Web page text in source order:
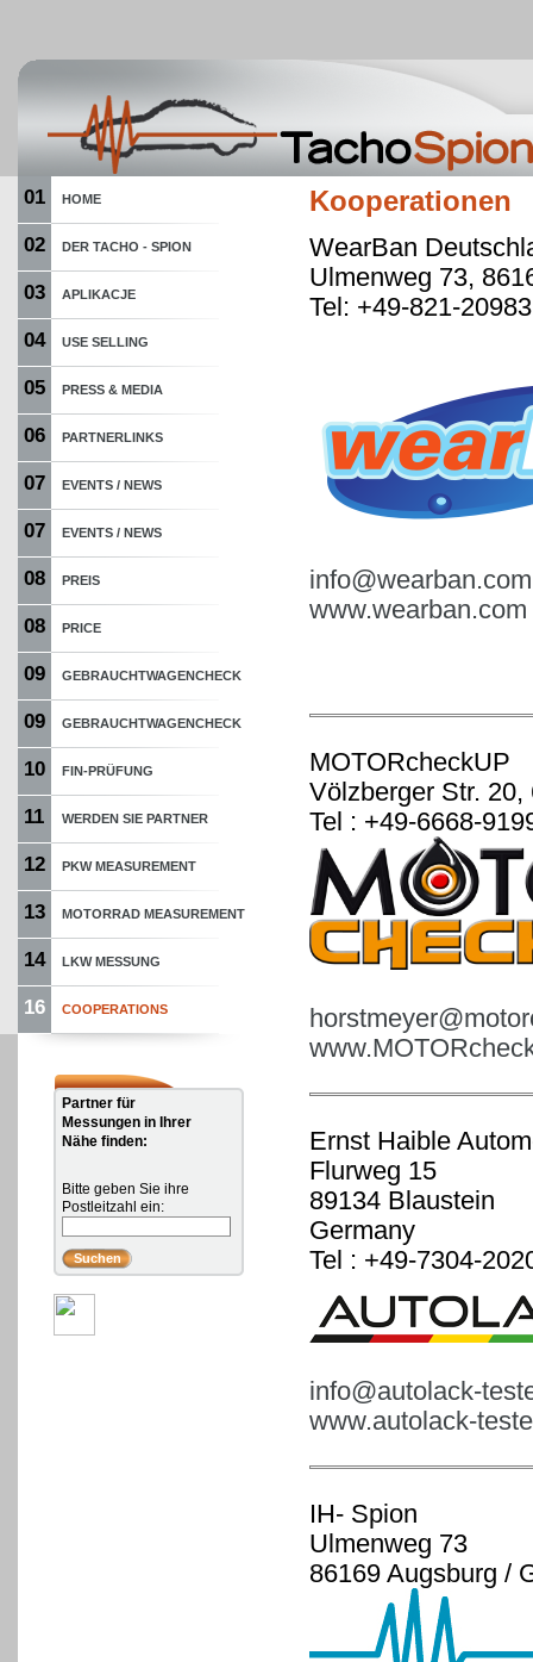
01 HOME
02 DER TACHO - SPION
03 APLIKACJE
04 USE SELLING
05 PRESS & MEDIA
06 PARTNERLINKS
07 EVENTS / NEWS
07 EVENTS / NEWS
08 PREIS
08 PRICE
09 GEBRAUCHTWAGENCHECK
09 GEBRAUCHTWAGENCHECK
10 FIN-PRÜFUNG
11 WERDEN SIE PARTNER
12 PKW MEASUREMENT
13 MOTORRAD MEASUREMENT
14 LKW MESSUNG
16 COOPERATIONS
Partner für
Messungen in Ihrer
Nähe finden:
Bitte geben Sie ihre
Postleitzahl ein:
Kooperationen
WearBan
Ulmenweg 73,
Tel: +49-821-
info@wearban.com
www.wearban.com
MOTORcheckUP
Völzberger Str.
Tel : +49-6668-
Ernst Haible
Flurweg 15
89134 Blaustein
Germany
Tel : +49-7304-
info@autolack-
www.autolack-
IH- Spion
Ulmenweg 73
86169 Augsburg /